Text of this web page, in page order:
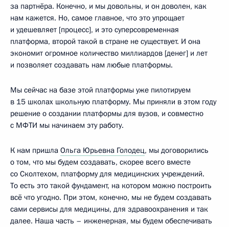
за партнёра. Конечно, и мы довольны, и он доволен, как
нам кажется. Но, самое главное, что это упрощает
и удешевляет [процесс], и это суперсовременная
платформа, второй такой в стране не существует. И она
экономит огромное количество миллиардов [денег] и лет
и позволяет создавать нам любые платформы.
Мы сейчас на базе этой платформы уже пилотируем
в 15 школах школьную платформу. Мы приняли в этом году
решение о создании платформы для вузов, и совместно
с МФТИ мы начинаем эту работу.
К нам пришла Ольга Юрьевна Голодец, мы договорились
о том, что мы будем создавать, скорее всего вместе
со Сколтехом, платформу для медицинских учреждений.
То есть это такой фундамент, на котором можно построить
всё что угодно. При этом, конечно, мы не будем создавать
сами сервисы для медицины, для здравоохранения и так
далее. Наша часть – инженерная, мы будем обеспечивать